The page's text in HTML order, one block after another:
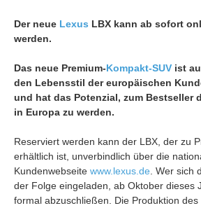
Der neue Lexus LBX kann ab sofort
werden.
Das neue Premium-Kompakt-SUV ist
den Lebensstil der europäischen
und hat das Potenzial, zum Bestseller
in Europa zu werden.
Reserviert werden kann der LBX, der zu
erhältlich ist, unverbindlich über die
Kundenwebseite www.lexus.de . Wer sich
der Folge eingeladen, ab Oktober dieses
formal abzuschließen. Die Produktion